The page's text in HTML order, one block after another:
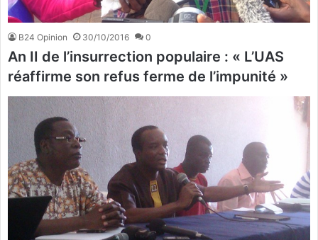
B24 Opinion 30/10/2016 0
An II de l’insurrection populaire : « L’UAS
réaffirme son refus ferme de l’impunité »